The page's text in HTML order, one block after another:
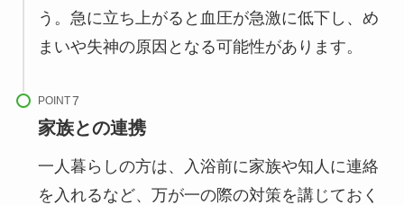
う。急に立ち上がると血圧が急激に低下し、め
まいや失神の原因となる可能性があります。
POINT
家族との連携
一人暮らしの方は、入浴前に家族や知人に連絡
を入れるなど、万が一の際の対策を講じておく